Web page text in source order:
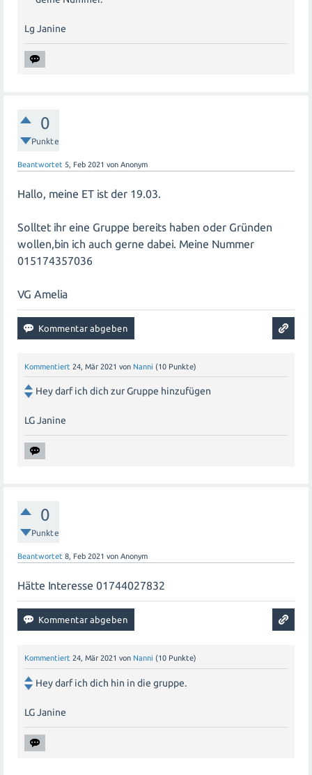
Lg Janine
0
Punkte
Beantwortet 5, Feb 2021 von Anonym
Hallo, meine ET ist der 19.03.
Solltet ihr eine Gruppe bereits haben oder Gründen
wollen,bin ich auch gerne dabei. Meine Nummer
015174357036
VG Amelia
Kommentiert 24, Mär 2021 von Nanni (10 Punkte)
Hey darf ich dich zur Gruppe hinzufügen
LG Janine
0
Punkte
Beantwortet 8, Feb 2021 von Anonym
Hätte Interesse 01744027832
Kommentiert 24, Mär 2021 von Nanni (10 Punkte)
Hey darf ich dich hin in die gruppe.
LG Janine